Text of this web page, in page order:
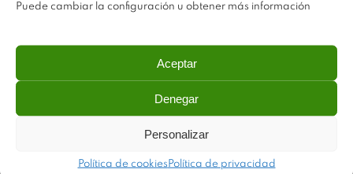
Puede cambiar la configuración u obtener más información
Aceptar
Denegar
Personalizar
Política de cookies Política de privacidad